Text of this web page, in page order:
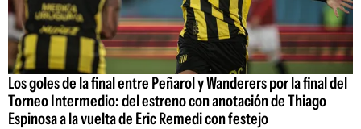
Los goles de la final entre Peñarol y Wanderers por la final del
Torneo Intermedio: del estreno con anotación de Thiago
Espinosa a la vuelta de Eric Remedi con festejo